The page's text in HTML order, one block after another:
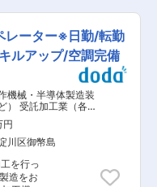
分〜4
５００
使われ
業用ミ
能が要
するた
んでい
」
った伸
しく仕
後で構
ます。
が中
3ヶ月
行い、
輩に
得して
（近畿
業界
未経験
のニー
とつな
活かし
NK工
レーター※日勤/転勤
ルアップ/空調完備
機械・半導体製造装
） 受託加工業（各種
,
円
川区御幣島
を行っ
造をお